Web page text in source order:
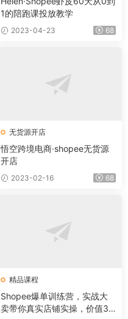
1的陪跑课投放教学
2023-04-23 68
无货源开店
悟空跨境电商·shopee无货源
开店
2023-02-16 68
精品课程
Shopee爆单训练营，实战大
卖带你真实店铺实操，价值39